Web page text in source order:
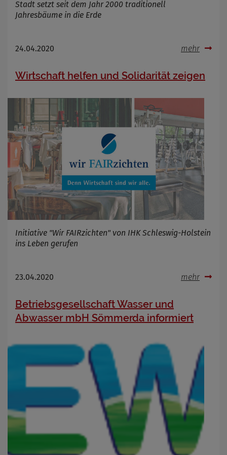
Stadt setzt seit dem Jahr 2000 traditionell
Jahresbäume in die Erde
24.04.2020 mehr
Wirtschaft helfen und Solidarität zeigen
Initiative "Wir FAIRzichten" von IHK Schleswig-Holstein
ins Leben gerufen
23.04.2020 mehr
Betriebsgesellschaft Wasser und
Abwasser mbH Sömmerda informiert
Name
Cookies die bei der Verwendung von
OpenWeatherAPI gesetzt werden